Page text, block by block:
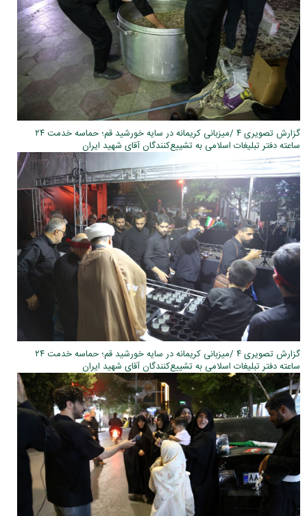
گزارش تصویری ۴ /میزبانی کریمانه در سایه خورشید قم؛ حماسه خدمت ۲۴
ساعته دفتر تبلیغات اسلامی به تشییع‌کنندگان آقای شهید ایران
گزارش تصویری ۴ /میزبانی کریمانه در سایه خورشید قم؛ حماسه خدمت ۲۴
ساعته دفتر تبلیغات اسلامی به تشییع‌کنندگان آقای شهید ایران